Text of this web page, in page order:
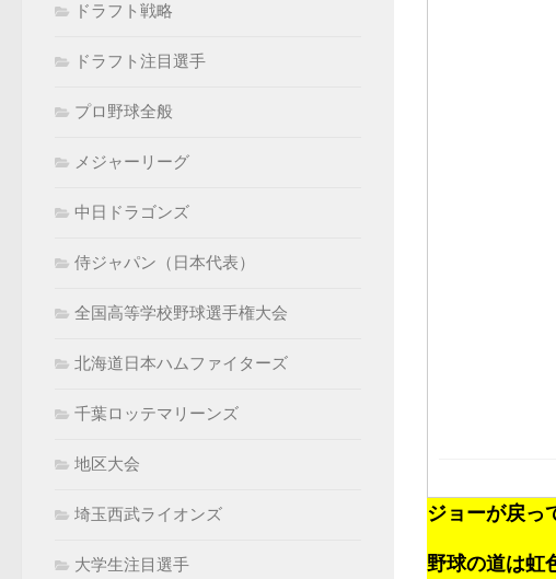
ジョーが戻っ
野球の道は虹
ドラフト戦略
ドラフト注目選手
プロ野球全般
メジャーリーグ
中日ドラゴンズ
侍ジャパン（日本代表）
全国高等学校野球選手権大会
北海道日本ハムファイターズ
千葉ロッテマリーンズ
地区大会
埼玉西武ライオンズ
大学生注目選手